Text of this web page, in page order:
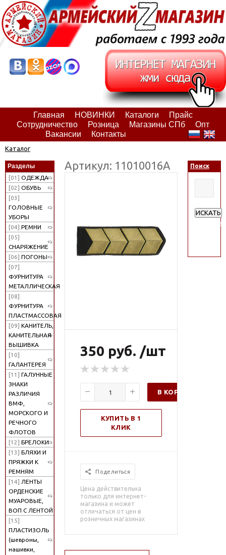
Главная НОВИНКИ Каталоги
Прайс
Сотрудничество
Розница Магазины СПб
Опт
Вакансии
Контакты
Каталог
Разделы
[01] ОДЕЖДА
[02] ОБУВЬ
[03]
ГОЛОВНЫЕ
УБОРЫ
[04] РЕМНИ
[05]
СНАРЯЖЕНИЕ
[06] ПОГОНЫ
[07]
ФУРНИТУРА
МЕТАЛЛИЧЕСКАЯ
[08]
ФУРНИТУРА
ПЛАСТМАССОВАЯ
[09] КАНИТЕЛЬ,
КАНИТЕЛЬНАЯ
ВЫШИВКА
[10]
ГАЛАНТЕРЕЯ
[11] ГАЛУННЫЕ
ЗНАКИ
РАЗЛИЧИЯ
ВМФ,
МОРСКОГО И
РЕЧНОГО
ФЛОТОВ
[12] БРЕЛОКИ
[13] БЛЯХИ И
ПРЯЖКИ К
РЕМНЯМ
[14] ЛЕНТЫ
ОРДЕНСКИЕ
МУАРОВЫЕ,
ВОП С ЛЕНТОЙ
[15]
ПЛАСТИЗОЛЬ
(шевроны,
нашивки,
Артикул: 11010016А
350 руб. /шт
В КОРЗИНУ
КУПИТЬ В 1
КЛИК
Поделиться
Цена действительна
только для интернет-
магазина и может
отличаться от цен в
розничных магазинах
Поиск
ИСКАТЬ